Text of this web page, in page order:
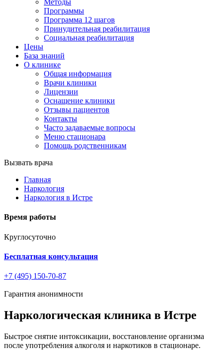
Методы
Программы
Программа 12 шагов
Принудительная реабилитация
Социальная реабилитация
Цены
База знаний
О клинике
Общая информация
Врачи клиники
Лицензии
Оснащение клиники
Отзывы пациентов
Контакты
Часто задаваемые вопросы
Меню стационара
Помощь родственникам
Вызвать врача
Главная
Наркология
Наркология в Истре
Время работы
Круглосуточно
Бесплатная консультация
+7 (495) 150-70-87
Гарантия анонимности
Наркологическая клиника в Истре
Быстрое снятие интоксикации, восстановление организма
после употребления алкоголя и наркотиков в стационаре.